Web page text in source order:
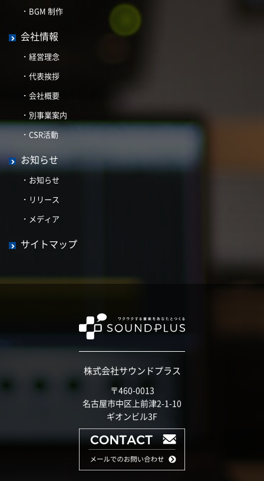
BGM 制作
会社情報
経営理念
代表挨拶
会社概要
別事業案内
CSR活動
お知らせ
お知らせ
リリース
メディア
サイトマップ
株式会社サウンドプラス
〒460-0013
名古屋市中区上前津2-1-10
ギオンビル3F